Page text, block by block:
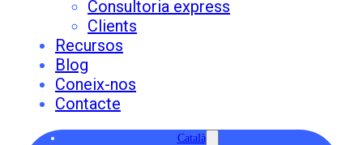
Consultoria express
Clients
Recursos
Blog
Coneix-nos
Contacte
Català